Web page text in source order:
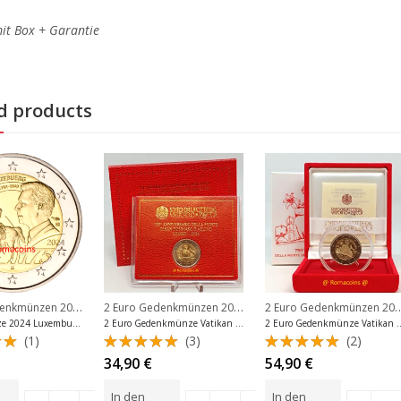
Box + Garantie
products
Spanien
2 Euro Gedenkmünzen 2024 2 Euro Gedenkmünzen Luxemburg
Gedenkmünze 2024 Luxemburg Tod Großherzog Wilhelm II
(1)
2 Euro Gedenkmünzen 2024 2 Euro Gedenkmünzen
2 Euro Gedenkmünze Vatikan 2024 Heiliger Thomas von Aquin St.
Bewertet
mit5.00
von 5
(3)
34,90 €
In den
2 Euro
2 Euro Gedenkmünze
Bewertet
mit5.00
von 5
(2)
54,90 €
In den